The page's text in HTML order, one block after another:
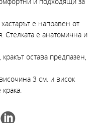
е направен от
Стелката е анатомична и
остава предпазен,
3 см. и висок